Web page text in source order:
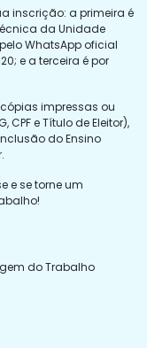
inscrição: a primeira é
da Unidade
WhatsApp oficial
e a terceira é por
impressas ou
e Título de Eleitor),
do Ensino
e se torne um
do Trabalho